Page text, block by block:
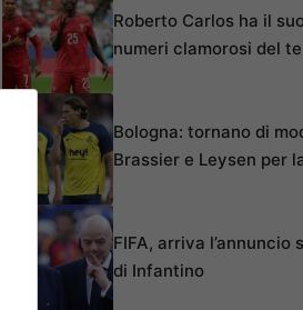
Roberto Carlos ha il
numeri clamorosi del
Bologna: tornano di
Brassier e Leysen per
FIFA, arriva l’annuncio
di Infantino